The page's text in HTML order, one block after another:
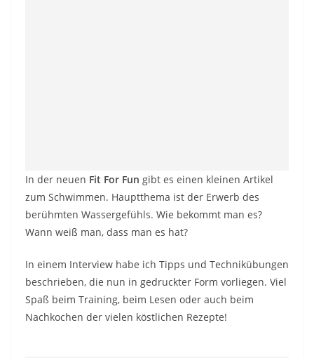
In der neuen Fit For Fun gibt es einen kleinen Artikel
zum Schwimmen. Hauptthema ist der Erwerb des
berühmten Wassergefühls. Wie bekommt man es?
Wann weiß man, dass man es hat?
In einem Interview habe ich Tipps und Technikübungen
beschrieben, die nun in gedruckter Form vorliegen. Viel
Spaß beim Training, beim Lesen oder auch beim
Nachkochen der vielen köstlichen Rezepte!